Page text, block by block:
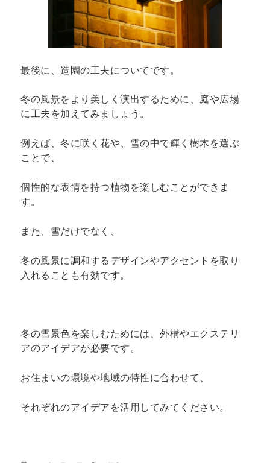
最後に、造園の工夫についてです。
冬の風景をより美しく演出するために、庭や広場
に工夫を加えてみましょう。
例えば、冬に咲く花や、雪の中で輝く樹木を選ぶ
ことで、
個性的な表情を持つ植物を楽しむことができま
す。
また、雪だけでなく、
冬の風景に調和するデザインやアクセントを取り
入れることも有効です。
冬の雪景色を楽しむためには、外構やエクステリ
アのアイデアが必要です。
お住まいの環境や地域の特性に合わせて、
それぞれのアイデアを活用してみてください。